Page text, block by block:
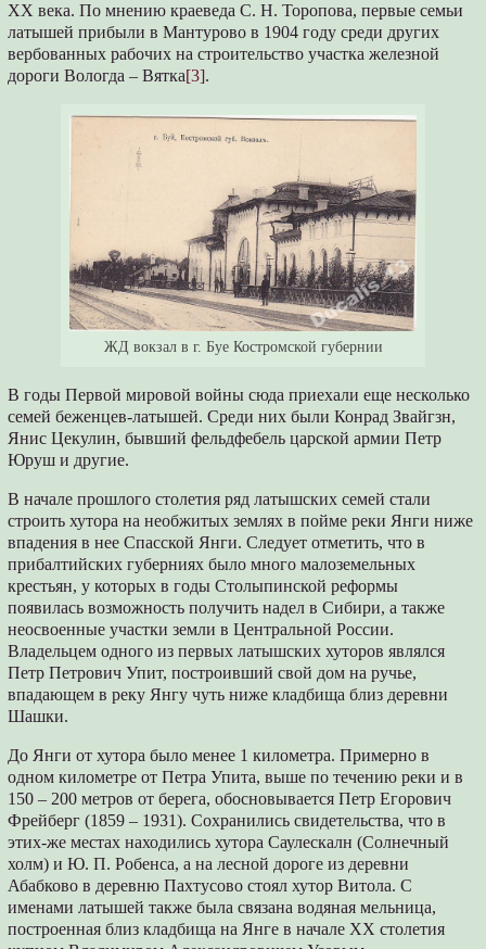
XX века. По мнению краеведа С. Н. Торопова, первые семьи
латышей прибыли в Мантурово в 1904 году среди других
вербованных рабочих на строительство участка железной
дороги Вологда – Вятка[3].
ЖД вокзал в г. Буе Костромской губернии
В годы Первой мировой войны сюда приехали еще несколько
семей беженцев-латышей. Среди них были Конрад Звайгзн,
Янис Цекулин, бывший фельдфебель царской армии Петр
Юруш и другие.
В начале прошлого столетия ряд латышских семей стали
строить хутора на необжитых землях в пойме реки Янги ниже
впадения в нее Спасской Янги. Следует отметить, что в
прибалтийских губерниях было много малоземельных
крестьян, у которых в годы Столыпинской реформы
появилась возможность получить надел в Сибири, а также
неосвоенные участки земли в Центральной России.
Владельцем одного из первых латышских хуторов являлся
Петр Петрович Упит, построивший свой дом на ручье,
впадающем в реку Янгу чуть ниже кладбища близ деревни
Шашки.
До Янги от хутора было менее 1 километра. Примерно в
одном километре от Петра Упита, выше по течению реки и в
150 – 200 метров от берега, обосновывается Петр Егорович
Фрейберг (1859 – 1931). Сохранились свидетельства, что в
этих-же местах находились хутора Саулескалн (Солнечный
холм) и Ю. П. Робенса, а на лесной дороге из деревни
Абабково в деревню Пахтусово стоял хутор Витола. С
именами латышей также была связана водяная мельница,
построенная близ кладбища на Янге в начале XX столетия